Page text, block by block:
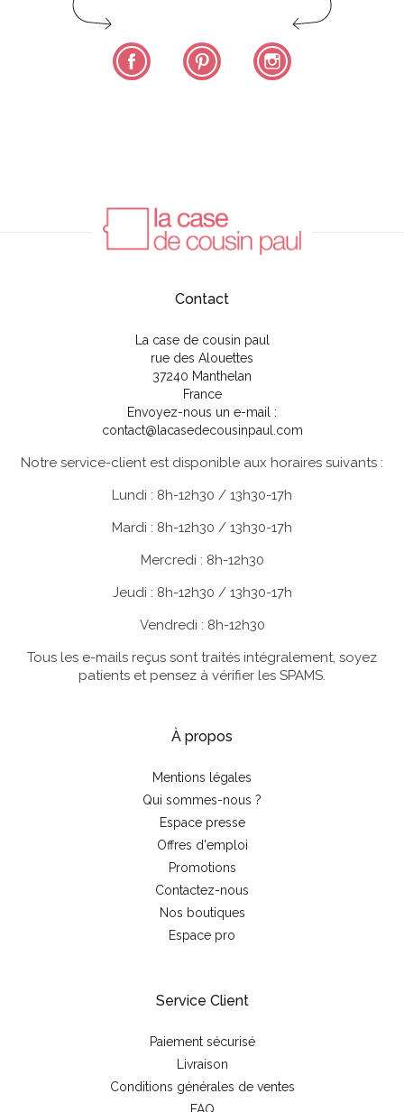
Facebook Pinterest
Contact
La case de cousin paul
rue des Alouettes
37240 Manthelan
France
Envoyez-nous un e-mail :
contact@lacasedecousinpaul.com
Notre service-client est disponible aux horaires suivants :
Lundi : 8h-12h30 / 13h30-17h
Mardi : 8h-12h30 / 13h30-17h
Mercredi : 8h-12h30
Jeudi : 8h-12h30 / 13h30-17h
Vendredi : 8h-12h30
Tous les e-mails reçus sont traités intégralement, soyez
patients et pensez à vérifier les SPAMS.
À propos
Mentions légales
Qui sommes-nous ?
Espace presse
Offres d'emploi
Promotions
Contactez-nous
Nos boutiques
Espace pro
Service Client
Paiement sécurisé
Livraison
Conditions générales de ventes